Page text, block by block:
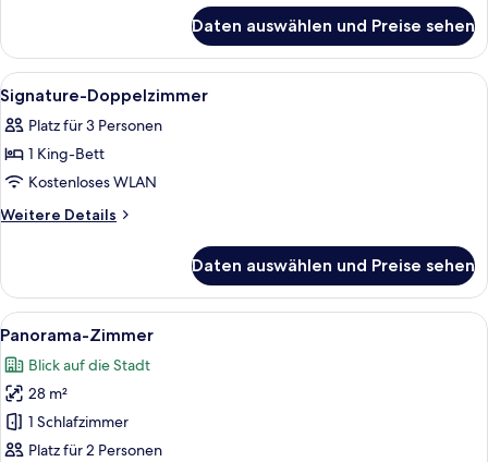
Doppelzimmer
Daten auswählen und Preise sehen
Alle
Fotos
für
Signature-
Doppelzimmer
anzeigen
Ein modernes Hotelzimmer mit
7
Signature-Doppelzimmer
Platz für 3 Personen
1 King-Bett
Kostenloses WLAN
Weitere Details
Weitere
Doppelzimmer
Daten auswählen und Preise sehen
Alle
Fotos
für
Panorama-
Zimmer
anzeigen
Ein Schlafzimmer mit einem
7
Panorama-Zimmer
Blick auf die Stadt
28 m²
1 Schlafzimmer
Platz für 2 Personen